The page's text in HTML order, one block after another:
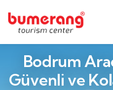
Bodrum
Güvenli ve